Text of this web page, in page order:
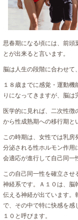
思春期になる頃には、前頭
とが出来ると言います。
脳は人生の段階に合わせて
１８歳までに感覚・運動
りになってきますが、脳は
医学的に見れば、二次性徴
から性成熟期への移行期と
この時期は、女性では乳
分泌される性ホルモン作用
会適応が進行して自己同一
この自己同一性を確立さ
神経系です。Ａ１０は、脳
伝える神経が出ています。
で、その中で特に快感を感
１０と呼びます。